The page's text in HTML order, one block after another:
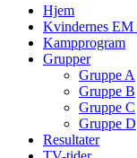
Hjem
Kvindernes EM
Kampprogram
Grupper
Gruppe A
Gruppe B
Gruppe C
Gruppe D
Resultater